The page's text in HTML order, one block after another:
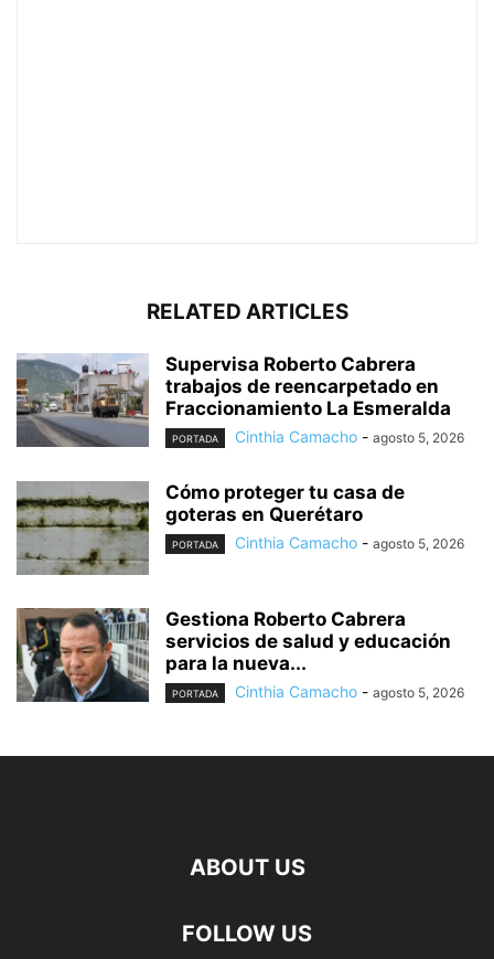
RELATED ARTICLES
Supervisa Roberto Cabrera
trabajos de reencarpetado en
Fraccionamiento La Esmeralda
PORTADA Cinthia Camacho - agosto 5, 2026
Cómo proteger tu casa de
goteras en Querétaro
PORTADA Cinthia Camacho - agosto 5, 2026
Gestiona Roberto Cabrera
servicios de salud y educación
para la nueva...
PORTADA Cinthia Camacho - agosto 5, 2026
ABOUT US
FOLLOW US